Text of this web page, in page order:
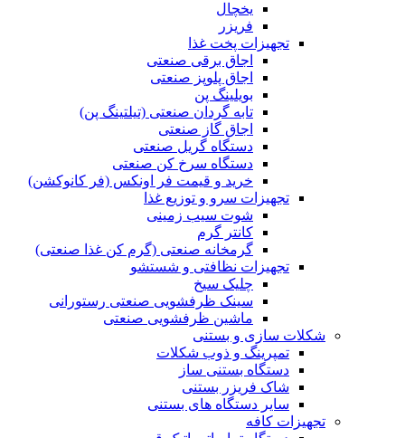
یخچال
فریزر
تجهیزات پخت غذا
اجاق برقی صنعتی
اجاق پلوپز صنعتی
بویلینگ پن
تابه گردان صنعتی (تيلتينگ پن)
اجاق گاز صنعتی
دستگاه گریل صنعتی
دستگاه سرخ کن صنعتی
خرید و قیمت فر اونکس (فر کانوکشن)
تجهیزات سرو و توزیع غذا
شوت سیب زمینی
کانتر گرم
گرمخانه صنعتی (گرم کن غذا صنعتی)
تجهیزات نظافتی و شستشو
چلیک سیخ
سینک ظرفشویی صنعتی رستورانی
ماشین ظرفشویی صنعتی
شکلات سازی و بستنی
تمپرینگ و ذوب شکلات
دستگاه بستنی ساز
شاک فریزر بستنی
سایر دستگاه های بستنی
تجهیزات کافه